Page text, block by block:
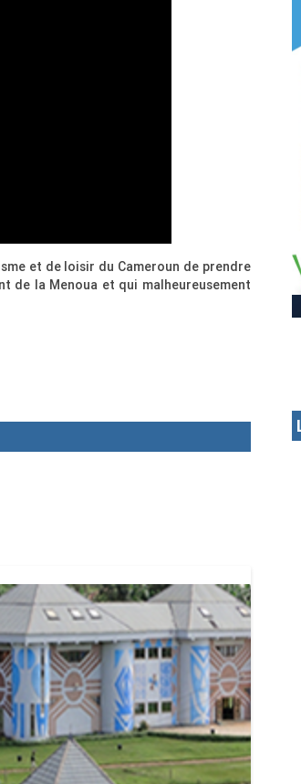
et de loisir du Cameroun de prendre
de la Menoua et qui malheureusement